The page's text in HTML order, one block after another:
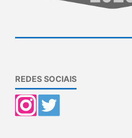
REDES SOCIAIS